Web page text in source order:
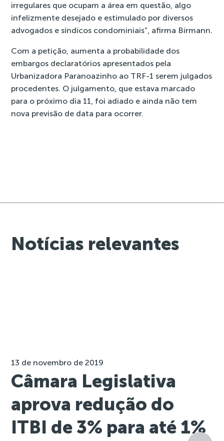
irregulares que ocupam a área em questão, algo
infelizmente desejado e estimulado por diversos
advogados e síndicos condominiais”, afirma Birmann.
Com a petição, aumenta a probabilidade dos
embargos declaratórios apresentados pela
Urbanizadora Paranoazinho ao TRF-1 serem julgados
procedentes. O julgamento, que estava marcado
para o próximo dia 11, foi adiado e ainda não tem
nova previsão de data para ocorrer.
Notícias relevantes
13 de novembro de 2019
Câmara Legislativa
aprova redução do
ITBI de 3% para até 1%